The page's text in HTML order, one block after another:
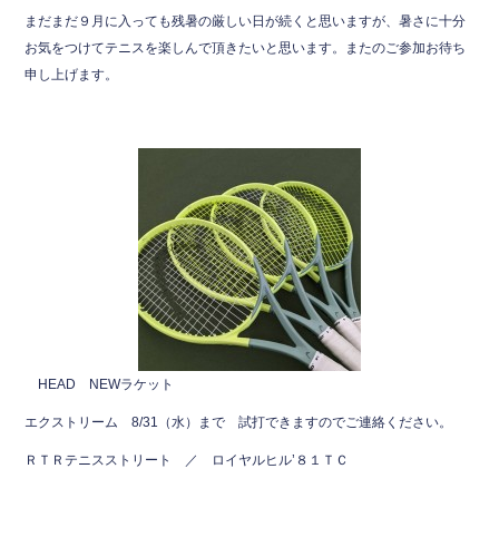
まだまだ９月に入っても残暑の厳しい日が続くと思いますが、暑さに十分
お気をつけてテニスを楽しんで頂きたいと思います。またのご参加お待ち
申し上げます。
HEAD NEWラケット
エクストリーム 8/31（水）まで 試打できますのでご連絡ください。
ＲＴＲテニスストリート ／ ロイヤルヒル’８１ＴＣ